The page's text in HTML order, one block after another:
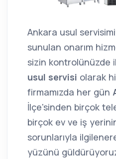
Ankara usul
sunulan onarım
sizin kontrolünüzde
usul servisi olarak
firmamızda her gün
İlçe'sinden birçok
birçok ev ve iş
sorunlarıyla
yüzünü